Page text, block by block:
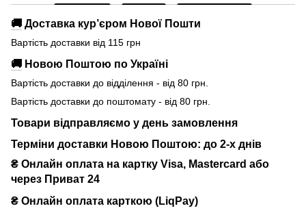
🚚 Доставка кур’єром Нової Пошти
Вартість доставки від 115 грн
🚚 Новою Поштою по Україні
Вартість доставки до відділення - від 80 грн.
Вартість доставки до поштомату - від 80 грн.
Товари відправляємо у день замовлення
Терміни доставки Новою Поштою: до 2-х днів
₴ Онлайн оплата на картку Visa, Mastercard або
через Приват 24
₴ Онлайн оплата карткою (LiqPay)